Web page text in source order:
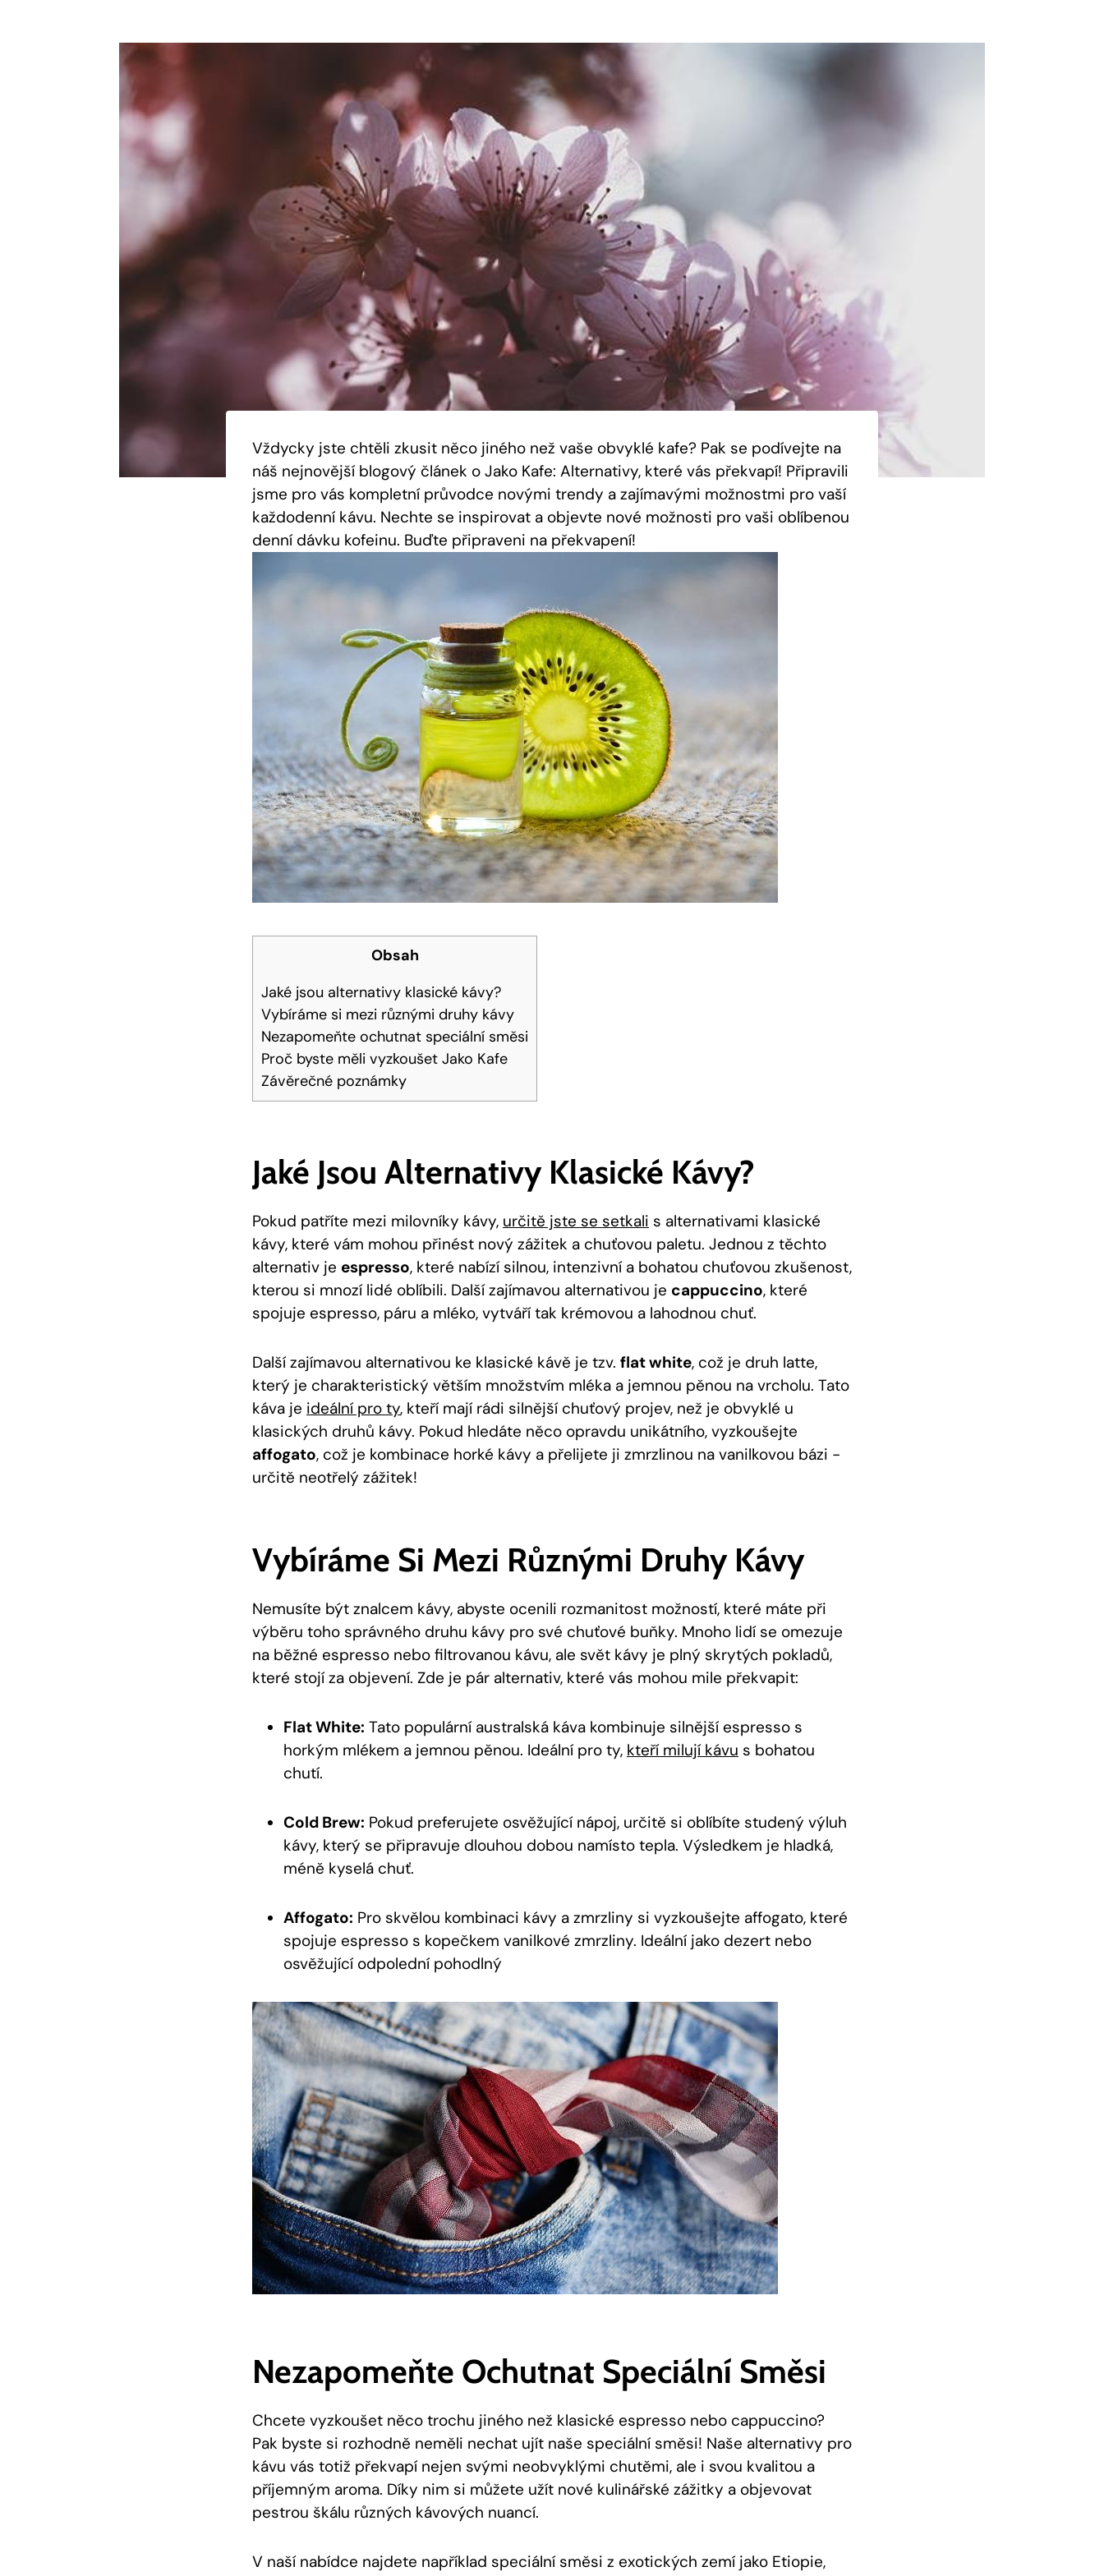
Vždycky jste chtěli zkusit něco jiného než vaše obvyklé kafe? Pak‌ se podívejte⁤ na
náš nejnovější blogový⁢ článek o Jako Kafe:​ Alternativy, které vás překvapí! ‌Připravili
jsme‍ pro ⁢vás kompletní průvodce novými‍ trendy‍ a zajímavými možnostmi pro vaší⁣
každodenní kávu. Nechte se inspirovat​ a objevte ‌nové ⁢možnosti pro​ vaši oblíbenou⁣
denní dávku ⁢kofeinu. Buďte připraveni‌ na překvapení!
Obsah
Jaké jsou alternativy klasické kávy?
Vybíráme si⁣ mezi různými‍ druhy ‍kávy
Nezapomeňte ochutnat speciální směsi
Proč⁢ byste měli vyzkoušet Jako Kafe
Závěrečné⁣ poznámky
Jaké Jsou Alternativy Klasické Kávy?
Pokud patříte mezi milovníky kávy, určitě jste se setkali s alternativami klasické
kávy, které vám mohou‌ přinést ⁤nový zážitek a chuťovou paletu. Jednou ⁢z těchto
alternativ je espresso, které ⁤nabízí silnou, intenzivní⁣ a bohatou ⁣chuťovou‌ zkušenost,
‌kterou si mnozí lidé oblíbili. Další⁢ zajímavou alternativou je cappuccino, které
spojuje espresso, páru⁢ a mléko, vytváří tak krémovou a ⁢lahodnou‍ chuť.
Další zajímavou ⁣alternativou ke⁢ klasické⁢ kávě je tzv. flat white, což je druh latte,
⁢který je charakteristický větším⁣ množstvím mléka a jemnou pěnou na​ vrcholu. Tato
káva je ideální pro ty,⁤ kteří mají rádi silnější chuťový ⁤projev, než⁤ je obvyklé ⁤u
klasických druhů⁣ kávy. Pokud hledáte něco opravdu ‍unikátního, vyzkoušejte
affogato, což je kombinace horké ⁤kávy a ‌přelijete​ ji‍ zmrzlinou na‍ vanilkovou bázi -‍
určitě neotřelý zážitek!
Vybíráme Si⁣ Mezi Různými‍ Druhy ‍kávy
Nemusíte ‍být znalcem‍ kávy, abyste ‌ocenili rozmanitost ⁤možností, které máte⁣ při
výběru​ toho ‌správného​ druhu kávy ‍pro své chuťové buňky. ⁣Mnoho lidí se omezuje
na běžné espresso nebo filtrovanou kávu, ale svět kávy je plný ⁣skrytých pokladů,
⁢které stojí za objevení. Zde⁢ je pár alternativ, které‌ vás mohou mile‍ překvapit:
Flat White: Tato populární‌ australská káva ‌kombinuje ⁣silnější espresso‍ s
horkým ​mlékem a​ jemnou⁢ pěnou. Ideální pro ty, ​ kteří milují kávu ⁣s bohatou ​
chutí.
Cold‌ Brew: Pokud preferujete osvěžující nápoj, určitě si oblíbíte‌ studený výluh
kávy, ⁤který‌ se ⁢připravuje dlouhou⁤ dobou‌ namísto tepla. Výsledkem⁢ je ‍hladká,
méně kyselá chuť.
Affogato: ‌Pro skvělou kombinaci kávy a‍ zmrzliny⁣ si vyzkoušejte affogato, které
spojuje espresso s kopečkem⁣ vanilkové zmrzliny. Ideální ​jako dezert nebo⁣
osvěžující odpolední ⁢pohodlný
Nezapomeňte Ochutnat Speciální Směsi
Chcete vyzkoušet něco⁤ trochu​ jiného než klasické espresso nebo cappuccino?
Pak byste si rozhodně neměli nechat ujít naše speciální směsi! Naše alternativy pro
kávu vás totiž překvapí ​nejen svými neobvyklými ⁣chutěmi, ale i svou kvalitou a
příjemným aroma.‍ Díky nim si můžete užít nové​ kulinářské ‌zážitky a objevovat
pestrou ⁤škálu ‌různých⁤ kávových nuancí.
V naší nabídce‌ najdete například speciální směsi z‍ exotických​ zemí jako Etiopie,